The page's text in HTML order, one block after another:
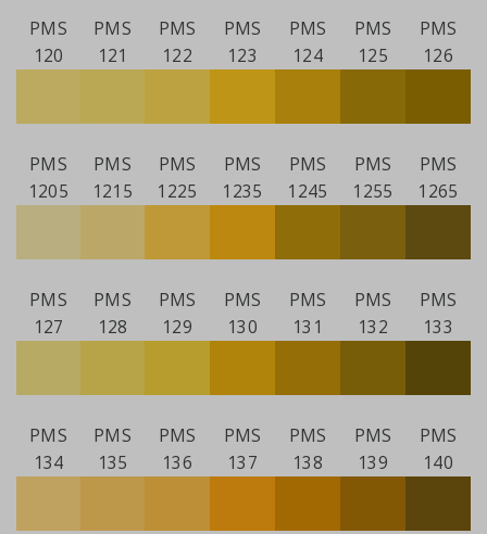
PMS
120
PMS
121
PMS
122
PMS
123
PMS
124
PMS
125
PMS
126
PMS
1205
PMS
1215
PMS
1225
PMS
1235
PMS
1245
PMS
1255
PMS
1265
PMS
127
PMS
128
PMS
129
PMS
130
PMS
131
PMS
132
PMS
133
PMS
134
PMS
135
PMS
136
PMS
137
PMS
138
PMS
139
PMS
140